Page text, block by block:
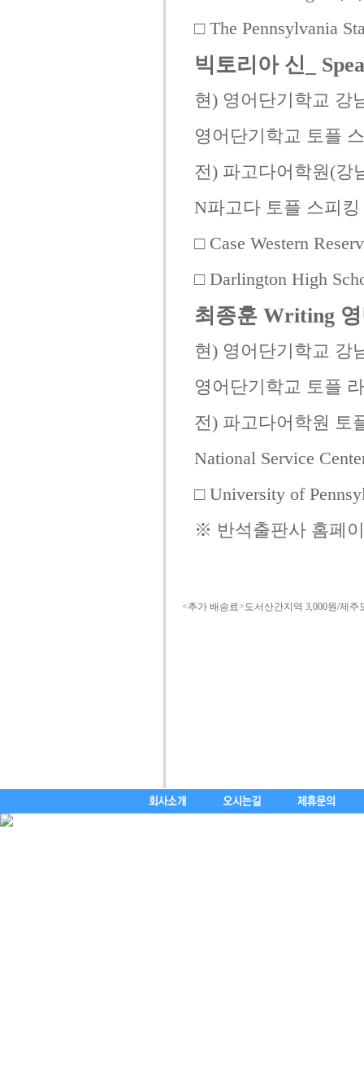
□ The Pennsylvania
빅토리아 신_
현) 영어단기학교 강
영어단기학교 토플
전) 파고다어학원(강
N파고다 토플 스피킹
□ Case Western
□ Darlington High
최종훈 Writing
현) 영어단기학교 강
영어단기학교 토플
전) 파고다어학원 토
National Service
□ University of
※ 반석출판사 홈페
<추가 배송료>도서산간지역 3,000원/제주